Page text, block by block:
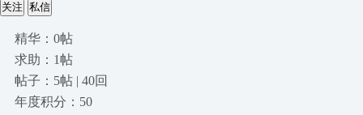
关注 私信
精华：0帖
求助：1帖
帖子：5帖 | 40回
年度积分：50